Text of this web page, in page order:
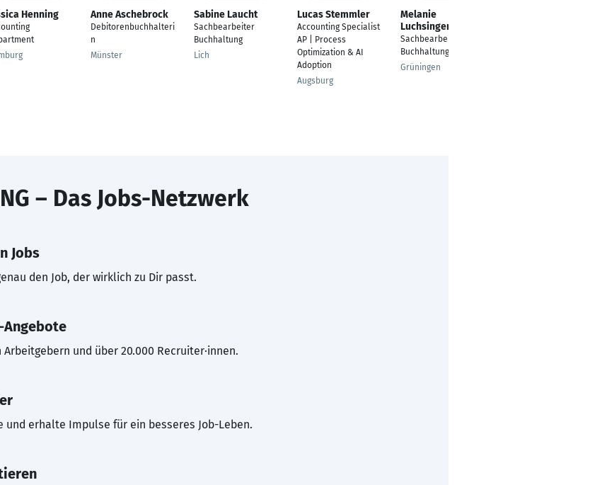
Henning Anne Aschebrock
Debitorenbuchhalteri
n
Münster
Sabine Laucht
Sachbearbeiter
Buchhaltung
Lich
Lucas Stemmler
Accounting Specialist
AP | Process
Optimization & AI
Adoption
Augsburg
Melanie
Luchsinger
Sachbearbeiterin
Buchhaltung
Grüningen
– Das Jobs-Netzwerk
Jobs
den Job, der wirklich zu Dir passt.
Angebote
Arbeitgebern und über 20.000 Recruiter·innen.
und erhalte Impulse für ein besseres Job-Leben.